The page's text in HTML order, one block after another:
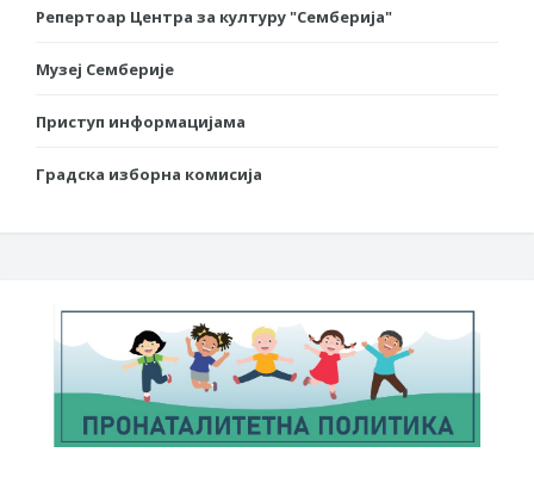
Репертоар Центра за културу "Семберија"
Музеј Семберије
Приступ информацијама
Градска изборна комисија